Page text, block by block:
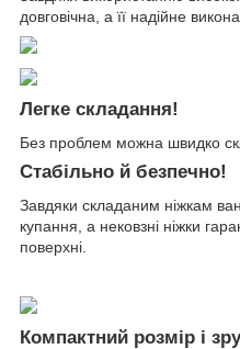
довговічна, а її надійне
Легке складання!
Без проблем можна швидко
Стабільно й безпечно!
Завдяки складаним ніжкам
купання, а нековзні ніжки
поверхні.
Компактний розмір і